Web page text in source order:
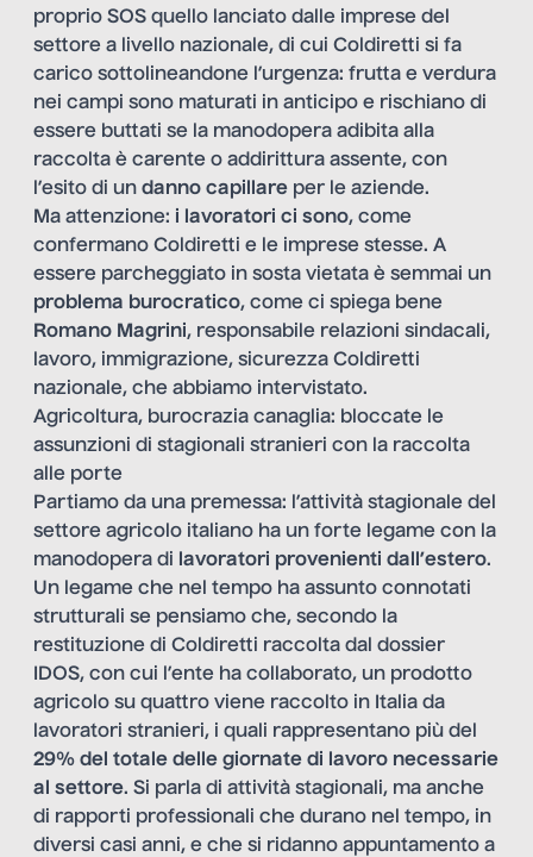
proprio SOS quello lanciato dalle imprese del
settore a livello nazionale, di cui Coldiretti si fa
carico sottolineandone l’urgenza: frutta e verdura
nei campi sono maturati in anticipo e rischiano di
essere buttati se la manodopera adibita alla
raccolta è carente o addirittura assente, con
l’esito di un danno capillare per le aziende.
Ma attenzione: i lavoratori ci sono, come
confermano Coldiretti e le imprese stesse. A
essere parcheggiato in sosta vietata è semmai un
problema burocratico, come ci spiega bene
Romano Magrini, responsabile relazioni sindacali,
lavoro, immigrazione, sicurezza Coldiretti
nazionale, che abbiamo intervistato.
Agricoltura, burocrazia canaglia: bloccate le
assunzioni di stagionali stranieri con la raccolta
alle porte
Partiamo da una premessa: l’attività stagionale del
settore agricolo italiano ha un forte legame con la
manodopera di lavoratori provenienti dall’estero.
Un legame che nel tempo ha assunto connotati
strutturali se pensiamo che, secondo la
restituzione di Coldiretti raccolta dal dossier
IDOS, con cui l’ente ha collaborato, un prodotto
agricolo su quattro viene raccolto in Italia da
lavoratori stranieri, i quali rappresentano più del
29% del totale delle giornate di lavoro necessarie
al settore. Si parla di attività stagionali, ma anche
di rapporti professionali che durano nel tempo, in
diversi casi anni, e che si ridanno appuntamento a